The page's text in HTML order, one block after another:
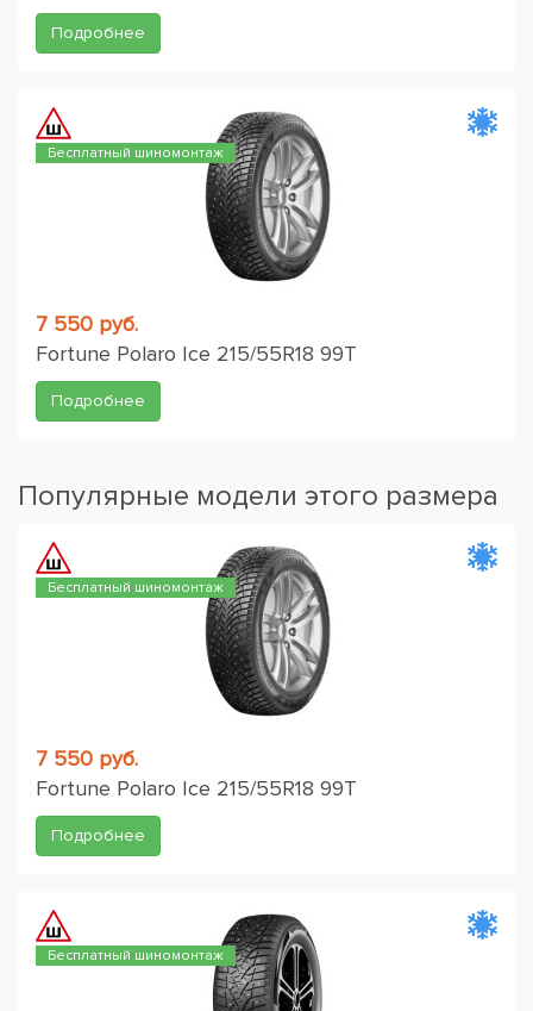
Подробнее
Бесплатный шиномонтаж
7 550 руб.
Fortune Polaro Ice 215/55R18 99T
Подробнее
Популярные модели этого размера
Бесплатный шиномонтаж
7 550 руб.
Fortune Polaro Ice 215/55R18 99T
Подробнее
Бесплатный шиномонтаж